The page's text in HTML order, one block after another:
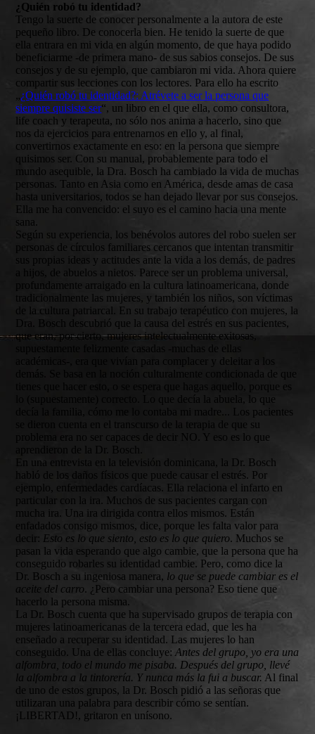
¿Quién robó tu identidad?
Tengo la suerte de conocer personalmente a la autora de este
pequeño libro. De conocerla bien. He tenido la suerte de que
ella entrara en mi vida en algún momento, de que haya podido
beneficiarme -de primera mano- de sus sabios consejos. De sus
consejos y de su ejemplo, que cambiaron mi vida. Ahora quiere
compartir sus lecciones con los lectores. Para ello ha escrito
„¿Quién robó tu identidad?: Atrévete a ser la persona que
siempre quisiste ser“, un libro en el que ella, como consultora,
life coach y terapeuta, no sólo nos anima a hacerlo, sino que
nos da ejercicios para entrenarnos en ello y, al final,
convertirnos exactamente en eso: en la persona que siempre
quisimos ser. Con su manual, probablemente para todo el
mundo asequible, la Dra. Bosch ha cambiado la vida de muchas
personas. Tanto en Asia como en América, desde amas de casa
hasta universitarios, todos se han dejado llevar por sus consejos.
Ella me ha convencido: el suyo es el camino hacia una mente
sana.
Según su experiencia, los benévolos autores del robo suelen ser
personas de círculos familiares cercanos que intentan transmitir
sus propias ideas y actitudes ante la vida a los demás, de padres
a hijos, de abuelos a nietos. Parece ser un problema universal,
profundamente arraigado en la cultura latinoamericana, donde
tradicionalmente las mujeres, y también los niños, son víctimas
de la cultura patriarcal. En su trabajo terapéutico con mujeres, la
Dra. Bosch descubrió que la causa del estrés en sus pacientes,
que eran, por cierto, mujeres intelectualmente exitosas,
supuestamente felizmente casadas -muchas de ellas
académicas-, era que vivían para complacer y deleitar a los
demás. Se basa en la noción culturalmente condicionada de que
tienes que hacer esto, o se espera que hagas aquello, porque es
lo (supuestamente) correcto. Lo que decía la abuela, lo que
decía la familia, cómo me lo contaba mi madre... Los pacientes
se dieron cuenta en el transcurso de la terapia de que su
problema era no ser capaces de decir NO. Y eso es lo que
aprendieron de la Dr. Bosch.
En una entrevista en la televisión dominicana, la Dr. Bosch
habló de los daños físicos que puede causar el estrés. Por
ejemplo, enfermedades cardíacas. Ella relaciona el infarto en
particular con la ira. Muchos de sus pacientes cargan con
mucha ira. Una ira dirigida contra ellos mismos. Están
enfadados consigo mismos, dice, porque les falta valor para
decir: Esto es lo que siento, esto es lo que quiero. Muchos se
pasan la vida esperando que algo cambie, que la persona que ha
conseguido robarles su identidad cambie. Pero, como dice la
Dr. Bosch a su ingeniosa manera, lo que se puede cambiar es el
aceite del carro. ¿Pero cambiar una persona? Eso tiene que
hacerlo la persona misma.
La Dr. Bosch cuenta que ha supervisado grupos de terapia con
mujeres latinoamericanas de la tercera edad, que les ha
enseñado a recuperar su identidad. Las mujeres lo han
conseguido. Una de ellas concluye:Antes del grupo, yo era una
alfombra, todo el mundo me pisaba. Después del grupo, llevé
la alfombra a la tintorería. Y nunca más la fui a buscar. Al final
de uno de estos grupos, la Dr. Bosch pidió a las señoras que
utilizaran una palabra para describir cómo se sentían.
¡LIBERTAD!, gritaron en unísono.